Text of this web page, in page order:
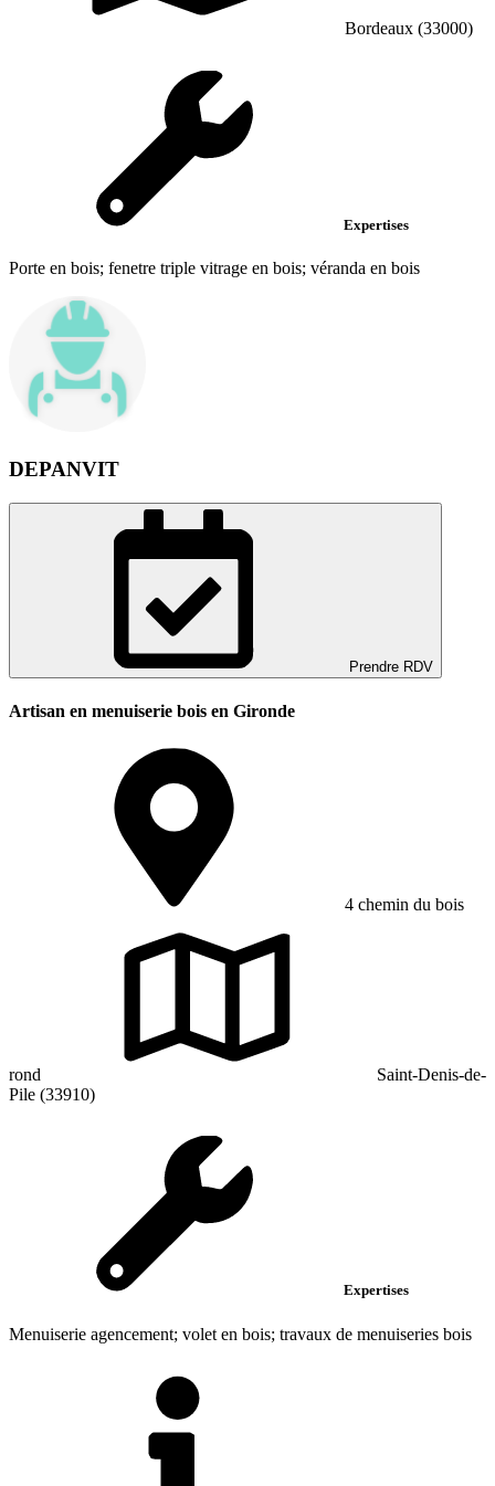
Bordeaux (33000)
Expertises
Porte en bois; fenetre triple vitrage en bois; véranda en bois
DEPANVIT
Prendre RDV
Artisan en menuiserie bois en Gironde
4 chemin du bois
rond
Saint-Denis-de-
Pile (33910)
Expertises
Menuiserie agencement; volet en bois; travaux de menuiseries bois